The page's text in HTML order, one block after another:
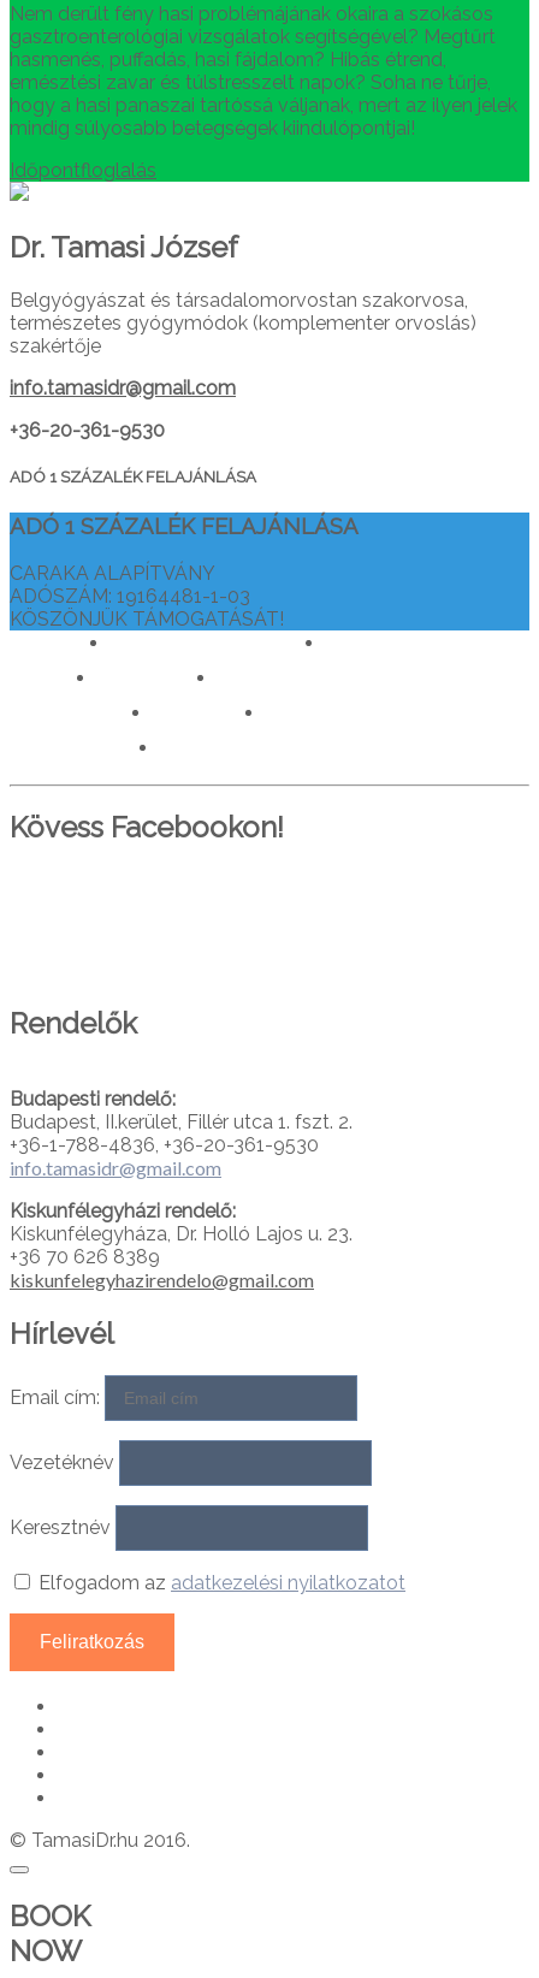
Nem derült fény hasi problémájának okaira a szokásos
gasztroenterológiai vizsgálatok segítségével? Megtűrt
hasmenés, puffadás, hasi fájdalom? Hibás étrend,
emésztési zavar és túlstresszelt napok? Soha ne tűrje,
hogy a hasi panaszai tartóssá váljanak, mert az ilyen jelek
mindig súlyosabb betegségek kiindulópontjai!
Időpontfloglalás
Dr. Tamasi József
Belgyógyászat és társadalomorvostan szakorvosa,
természetes gyógymódok (komplementer orvoslás)
szakértője
info.tamasidr@gmail.com
+36-20-361-9530
ADÓ 1 SZÁZALÉK FELAJÁNLÁSA
ADÓ 1 SZÁZALÉK FELAJÁNLÁSA
CARAKA ALAPÍTVÁNY
ADÓSZÁM: 19164481-1-03
KÖSZÖNJÜK TÁMOGATÁSÁT!
drtamasiajurveda.hu
caraka.hu
c911.info
Kövess Facebookon!
Rendelők
Budapesti rendelő:
Budapest, II.kerület, Fillér utca 1. fszt. 2.
+36-1-788-4836, +36-20-361-9530
info.tamasidr@gmail.com
Kiskunfélegyházi rendelő:
Kiskunfélegyháza, Dr. Holló Lajos u. 23.
+36 70 626 8389
kiskunfelegyhazirendelo@gmail.com
Hírlevél
Email cím:
Vezetéknév
Keresztnév
Elfogadom az adatkezelési nyilatkozatot
© TamasiDr.hu 2016.
BOOK
NOW